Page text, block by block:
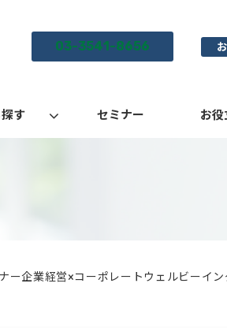
03-3541-8656
す セミナー お役
ー企業経営×コーポレートウェルビーイ